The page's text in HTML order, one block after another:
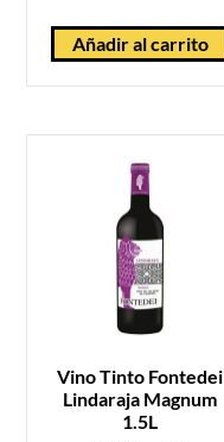
Añadir al carrito
Vino Tinto Fontedei
Lindaraja Magnum
1.5L